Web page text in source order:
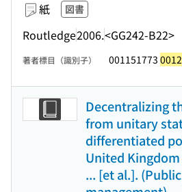
紙 図書
Routledge2006.<GG242-B22>
著者標目（識別子） 001151773
Decentralizing
from unitary
differentiated
United Kingdom
... [et al.].